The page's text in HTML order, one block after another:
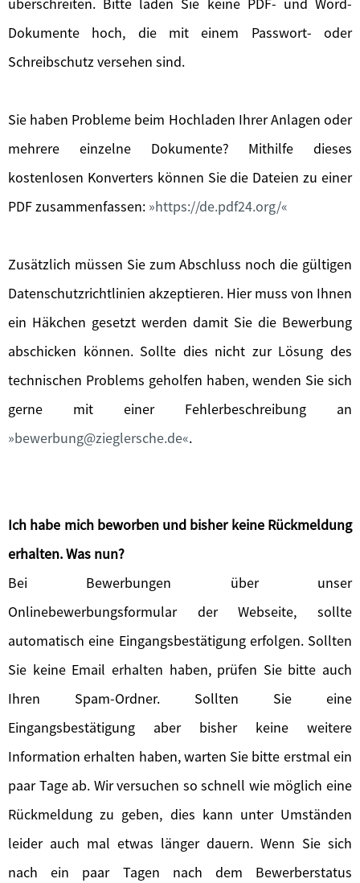
Dokumente hoch, die mit einem Passwort- oder
Schreibschutz versehen sind.
Sie haben Probleme beim Hochladen Ihrer Anlagen oder
mehrere einzelne Dokumente? Mithilfe dieses
kostenlosen Konverters können Sie die Dateien zu einer
PDF zusammenfassen: https://de.pdf24.org/
Zusätzlich müssen Sie zum Abschluss noch die gültigen
Datenschutzrichtlinien akzeptieren. Hier muss von Ihnen
ein Häkchen gesetzt werden damit Sie die Bewerbung
abschicken können. Sollte dies nicht zur Lösung des
technischen Problems geholfen haben, wenden Sie sich
gerne mit einer Fehlerbeschreibung an
bewerbung@zieglersche.de .
Ich habe mich beworben und bisher keine Rückmeldung
erhalten. Was nun?
Bei Bewerbungen über unser
Onlinebewerbungsformular der Webseite, sollte
automatisch eine Eingangsbestätigung erfolgen. Sollten
Sie keine Email erhalten haben, prüfen Sie bitte auch
Ihren Spam-Ordner. Sollten Sie eine
Eingangsbestätigung aber bisher keine weitere
Information erhalten haben, warten Sie bitte erstmal ein
paar Tage ab. Wir versuchen so schnell wie möglich eine
Rückmeldung zu geben, dies kann unter Umständen
leider auch mal etwas länger dauern. Wenn Sie sich
nach ein paar Tagen nach dem Bewerberstatus